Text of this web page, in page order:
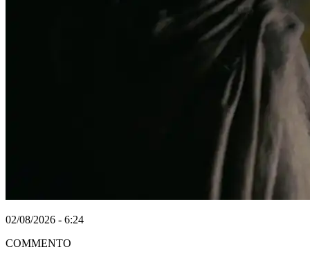
02/08/2026 - 6:24
COMMENTO